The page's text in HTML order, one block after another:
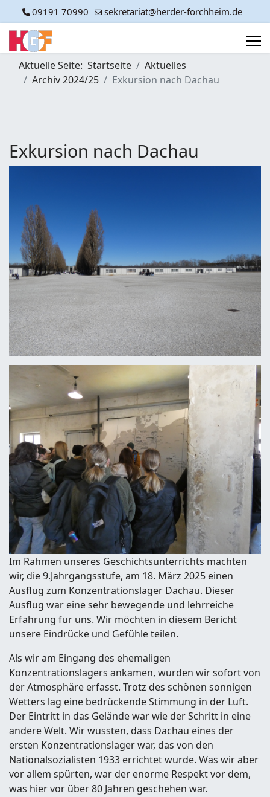
09191 70990 sekretariat@herder-forchheim.de
Aktuelle Seite: Startseite
Aktuelles
Archiv 2024/25
Exkursion nach Dachau
Exkursion nach Dachau
Im Rahmen unseres Geschichtsunterrichts machten
wir, die 9.Jahrgangsstufe, am 18. März 2025 einen
Ausflug zum Konzentrationslager Dachau. Dieser
Ausflug war eine sehr bewegende und lehrreiche
Erfahrung für uns. Wir möchten in diesem Bericht
unsere Eindrücke und Gefühle teilen.
Als wir am Eingang des ehemaligen
Konzentrationslagers ankamen, wurden wir sofort von
der Atmosphäre erfasst. Trotz des schönen sonnigen
Wetters lag eine bedrückende Stimmung in der Luft.
Der Eintritt in das Gelände war wie der Schritt in eine
andere Welt. Wir wussten, dass Dachau eines der
ersten Konzentrationslager war, das von den
Nationalsozialisten 1933 errichtet wurde. Was wir aber
vor allem spürten, war der enorme Respekt vor dem,
was hier vor über 80 Jahren geschehen war.